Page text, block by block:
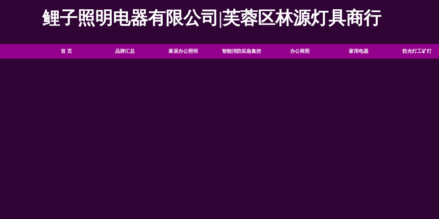
鲤子照明电器有限公司|芙蓉区林源灯具商行
首 页 品牌汇总 家居办公照明 智能消防应急集控 办公商照 家用电器 投光灯工矿灯